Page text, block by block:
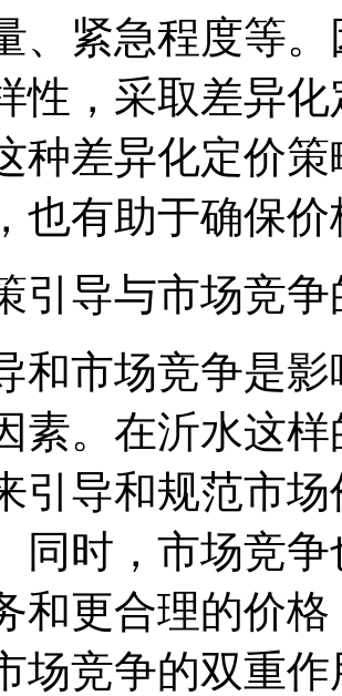
、紧急程度等
性，采取差异
种差异化定价
也有助于确保
引导与市场竞
和市场竞争是
素。在沂水这
引导和规范市
同时，市场竞
和更合理的价
场竞争的双重